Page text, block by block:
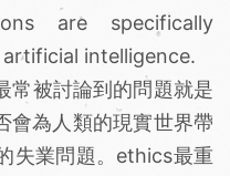
are specifically
intelligence.
常被討論到的問題就是
會為人類的現實世界帶
失業問題。ethics最重